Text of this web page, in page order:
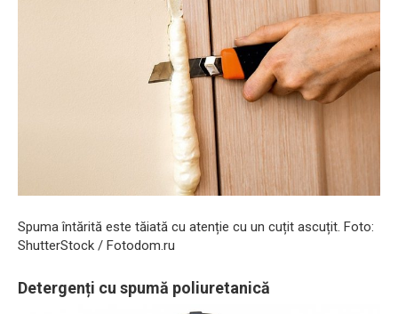
Spuma întărită este tăiată cu atenție cu un cuțit ascuțit. Foto:
ShutterStock / Fotodom.ru
Detergenți cu spumă poliuretanică